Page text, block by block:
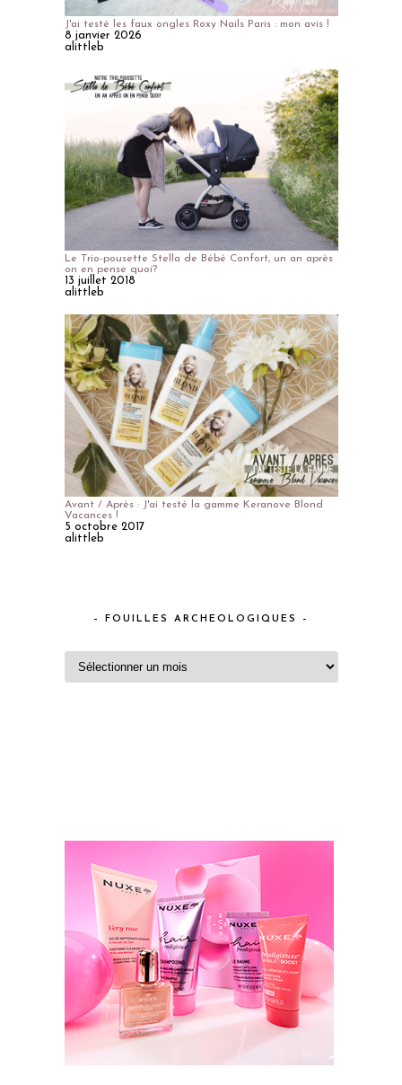
J'ai testé les faux ongles Roxy Nails Paris : mon avis !
8 janvier 2026
alittleb
Le Trio-pousette Stella de Bébé Confort, un an après
on en pense quoi?
13 juillet 2018
alittleb
Avant / Après : J'ai testé la gamme Keranove Blond
Vacances !
5 octobre 2017
alittleb
– FOUILLES ARCHEOLOGIQUES –